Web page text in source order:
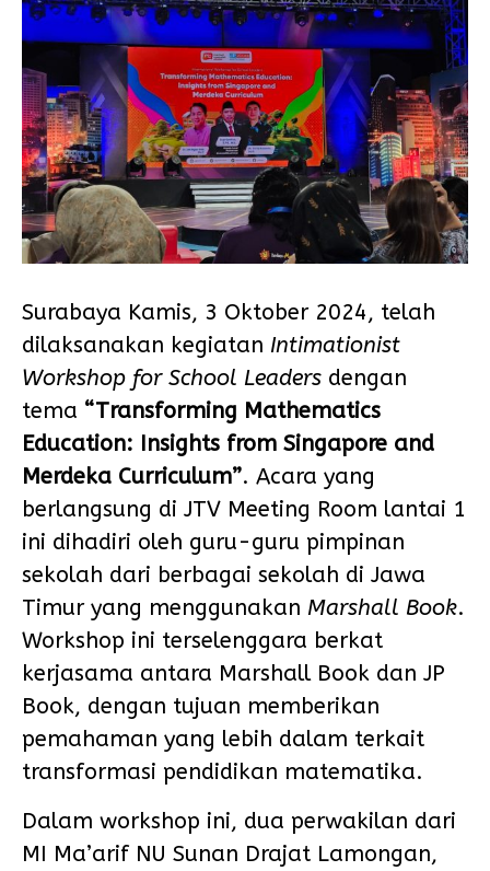
Surabaya Kamis, 3 Oktober 2024, telah
dilaksanakan kegiatan Intimationist
Workshop for School Leaders dengan
tema “Transforming Mathematics
Education: Insights from Singapore and
Merdeka Curriculum”. Acara yang
berlangsung di JTV Meeting Room lantai 1
ini dihadiri oleh guru-guru pimpinan
sekolah dari berbagai sekolah di Jawa
Timur yang menggunakan Marshall Book.
Workshop ini terselenggara berkat
kerjasama antara Marshall Book dan JP
Book, dengan tujuan memberikan
pemahaman yang lebih dalam terkait
transformasi pendidikan matematika.
Dalam workshop ini, dua perwakilan dari
MI Ma’arif NU Sunan Drajat Lamongan,